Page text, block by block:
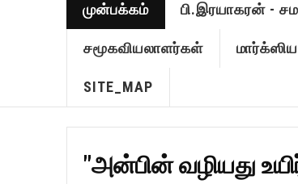
முன்பக்கம் பி.இரயாகரன் -
சமூகவியலாளர்கள்
SITE_MAP
"அன்பின் வழியது